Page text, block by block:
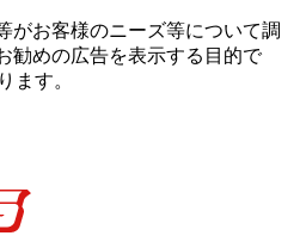
がお客様のニーズ等について調
勧めの広告を表⽰する⽬的で
ます。